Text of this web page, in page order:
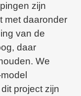
zijn
met daaronder
van de
daar
We
project zijn